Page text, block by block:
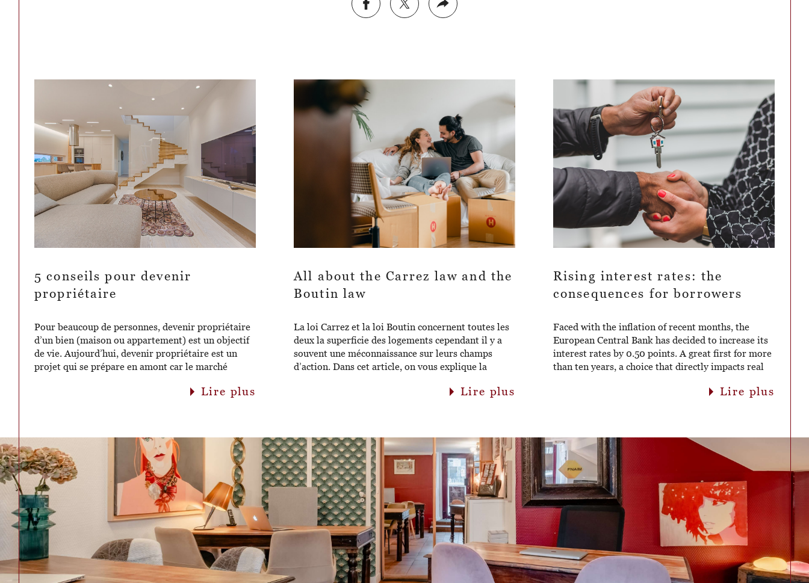
5 conseils pour devenir
propriétaire
Pour beaucoup de personnes, devenir propriétaire
d’un bien (maison ou appartement) est un objectif
de vie. Aujourd’hui, devenir propriétaire est un
projet qui se prépare en amont car le marché
changements suite à la crise sanitaire du Covid.
immobilier, il est impératif de prévoir un apport.
En effet, dans le contexte actuel (inflation, hausse
des taux d’emprunt, prêts refusés, etc), les banques
ont davantage de difficultés à accorder des prêts
pour un projet d’achat. Quel que soit votre projet,
les mois précédant votre achat, il faut bien gérer
ses comptes en évitant les découverts. Vous devez
pouvoir constituer un apport qui couvrira a
minima les frais de notaire. Cela est indispensable
pour rassurer la banque qui vous prêtera plus
facilement en ayant constitué cet apport au
lire plus
All about the Carrez law and the
Boutin law
La loi Carrez et la loi Boutin concernent toutes les
deux la superficie des logements cependant il y a
souvent une méconnaissance sur leurs champs
d’action. Dans cet article, on vous explique la
concernées et les sanctions appliquées si elles ne
acheteurs de biens immobiliers en copropriété
(immeuble, résidence, lotissement, etc), que ce soit
pour une résidence principale ou pour un
investissement immobilier. Le vendeur est dans
l’obligation de calculer la surface privative du
logement et d’en informer les potentiels acheteurs
via les documents de vente. Attention, la surface
privative ne doit pas être confondue avec la surface
habitable. La surface privative renvoie à toute la
surface à usage privé en se basant sur la superficie
du plancher. Contrairement à la surface habitable,
lire plus
Rising interest rates: the
consequences for borrowers
Faced with the inflation of recent months, the
European Central Bank has decided to increase its
interest rates by 0.50 points. A great first for more
than ten years, a choice that directly impacts real
hitting record highs following the Covid-related
ECB has chosen to increase its rates by 0.50 point
in order to maintain price stability and in a sense,
contain inflation. This decision inevitably has
repercussions on commercial banks, which are also
obliged to increase their interest rates lent to
consumers. When the rates are higher, savings are
encouraged because they will be better
remunerated (for example, the rate for the Livret A
account went to 2% on August 1). Conversely, this
increase is bad news for borrowers because their
loans will cost them more. In addition to the
lire plus